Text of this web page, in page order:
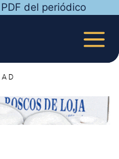
del periódico